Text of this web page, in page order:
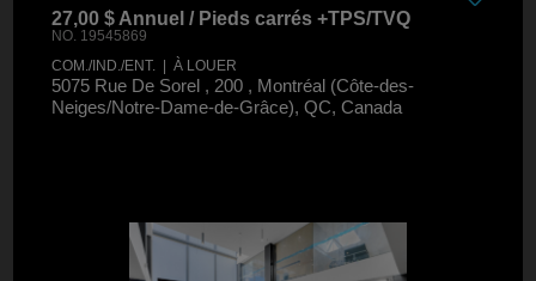
27,00 $ Annuel / Pieds carrés +TPS/TVQ
NO. 19545869
COM./IND./ENT. | À LOUER
5075 Rue De Sorel , 200 , Montréal (Côte-des-
Neiges/Notre-Dame-de-Grâce), QC, Canada